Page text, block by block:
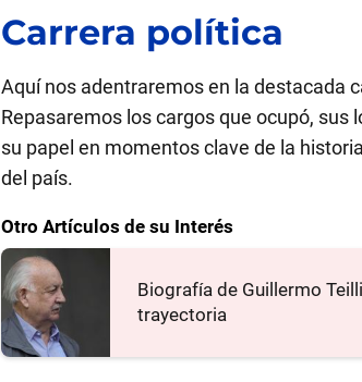
Carrera política
Aquí nos adentraremos en la destacada
Repasaremos los cargos que ocupó,
su papel en momentos clave de la
del país.
Otro Artículos de su Interés
Biografía de Guillermo
trayectoria